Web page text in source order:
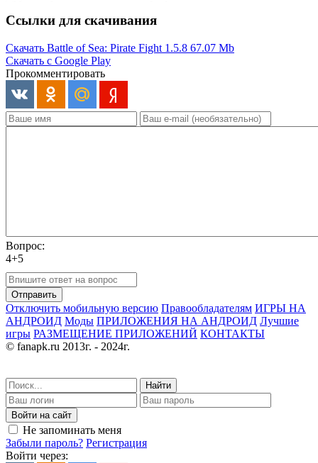
Ссылки для скачивания
Скачать Battle of Sea: Pirate Fight 1.5.8 67.07 Mb
Скачать с Google Play
Прокомментировать
Вопрос:
4+5
Отправить
Отключить мобильную версию Правообладателям ИГРЫ НА
АНДРОИД Моды ПРИЛОЖЕНИЯ НА АНДРОИД Лучшие
игры РАЗМЕЩЕНИЕ ПРИЛОЖЕНИЙ КОНТАКТЫ
© fanapk.ru 2013г. - 2024г.
Найти
Войти на сайт
Не запоминать меня
Забыли пароль? Регистрация
Войти через: